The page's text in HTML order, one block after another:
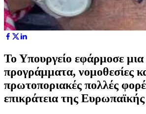
Το Υπουργείο εφάρμοσε μια
προγράμματα, νομοθεσίες
πρωτοποριακές πολλές
επικράτεια της